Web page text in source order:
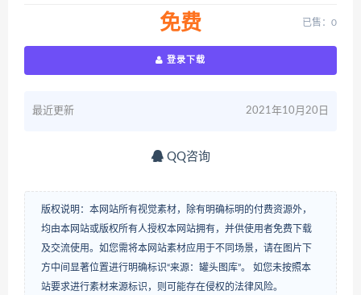
免费 已售：0
登录下载
最近更新 2021年10月20日
QQ咨询
版权说明：本网站所有视觉素材，除有明确标明的付费资源外，
均由本网站或版权所有人授权本网站拥有，并供使用者免费下载
及交流使用。如您需将本网站素材应用于不同场景，请在图片下
方中间显著位置进行明确标识“来源：罐头图库”。 如您未按照本
站要求进行素材来源标识，则可能存在侵权的法律风险。